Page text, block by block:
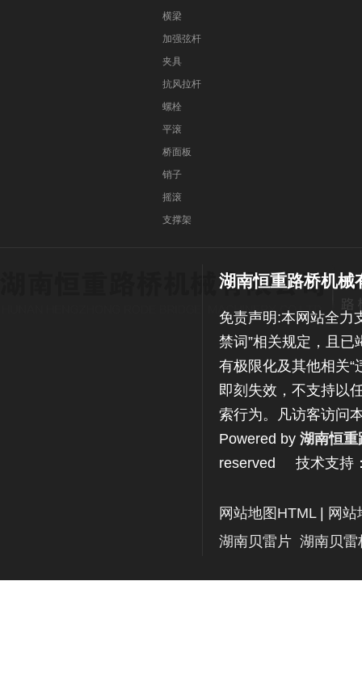
横梁
加强弦杆
夹具
抗风拉杆
螺栓
平滚
桥面板
销子
摇滚
支撑架
湖南恒重路桥机械
免责声明:本网站全力
禁词”相关规定，且已
有极限化及其他相关“
即刻失效，不支持以
索行为。凡访客访问
Powered by 湖南恒重
reserved 技术支持
网站地图HTML|
网站
湖南贝雷片 湖南贝雷